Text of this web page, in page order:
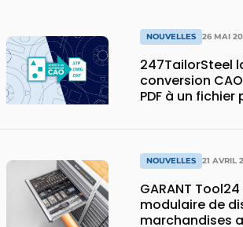
NOUVELLES 26 MAI
247TailorSteel
conversion
PDF à un
NOUVELLES 21 AVRIL
GARANT
modulaire de
marchandises